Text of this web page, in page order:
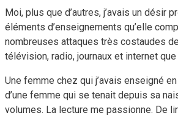
Moi, plus que d’autres, j’avais un désir
éléments d’enseignements qu’elle
nombreuses attaques très costaudes
télévision, radio, journaux et internet
Une femme chez qui j’avais enseigné
d’une femme qui se tenait depuis sa
volumes. La lecture me passionne. De